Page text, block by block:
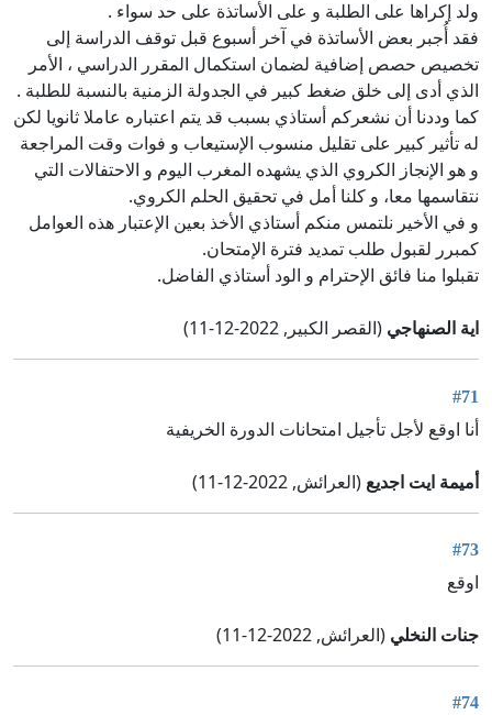
ولد إكراها على الطلبة و على الأساتذة على حد سواء .
فقد أُجبر بعض الأساتذة في آخر أسبوع قبل توقف الدراسة إلى
تخصيص حصص إضافية لضمان استكمال المقرر الدراسي ، الأمر
الذي أدى إلى خلق ضغط كبير في الجدولة الزمنية بالنسبة للطلبة .
كما وددنا أن نشعركم أستاذي بسبب قد يتم اعتباره عاملا ثانويا لكن
له تأثير كبير على تقليل منسوب الإستيعاب و فوات وقت المراجعة
و هو الإنجاز الكروي الذي يشهده المغرب اليوم و الاحتفالات التي
نتقاسمها معا، و كلنا أمل في تحقيق الحلم الكروي.
و في الأخير نلتمس منكم أستاذي الأخذ بعين الإعتبار هذه العوامل
كمبرر لقبول طلب تمديد فترة الإمتحان.
تقبلوا منا فائق الإحترام و الود أستاذي الفاضل.
اية الصنهاجي (القصر الكبير, 2022-12-11)
#71
أنا اوقع لأجل تأجيل امتحانات الدورة الخريفية
أميمة ايت اجديع (العرائش, 2022-12-11)
#73
اوقع
جنات النخلي (العرائش, 2022-12-11)
#74